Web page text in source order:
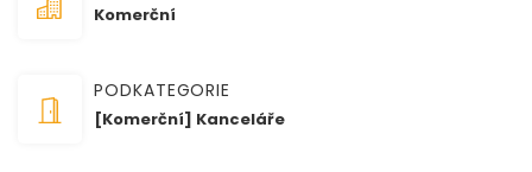
Komerční
PODKATEGORIE
[Komerční] Kanceláře